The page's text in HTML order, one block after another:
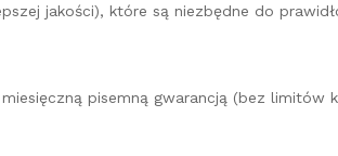
jakości), które są niezbędne do
pisemną gwarancją (bez